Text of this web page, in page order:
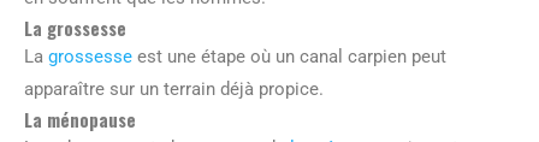
La grossesse
La grossesse est une étape où un canal carpien peut
apparaître sur un terrain déjà propice.
La ménopause